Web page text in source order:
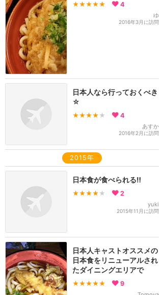
★★★★★ 4
ゆ
2016年3月に訪問
日本人なら行っておくべき
☆
★★★★ ★ 4
あすか
2016年2月に訪問
2015年
日本食が食べられる‼︎
★★★★ ★ 2
yuki
2015年11月に訪問
日本人キャストオススメの
日本食をリニューアルされ
たダイニングエリアで
★★★★★ 9